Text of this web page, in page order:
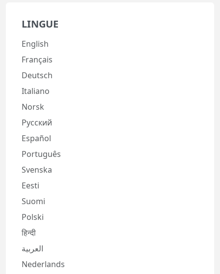
LINGUE
English
Français
Deutsch
Italiano
Norsk
Русский
Español
Português
Svenska
Eesti
Suomi
Polski
हिन्दी
العربية
Nederlands